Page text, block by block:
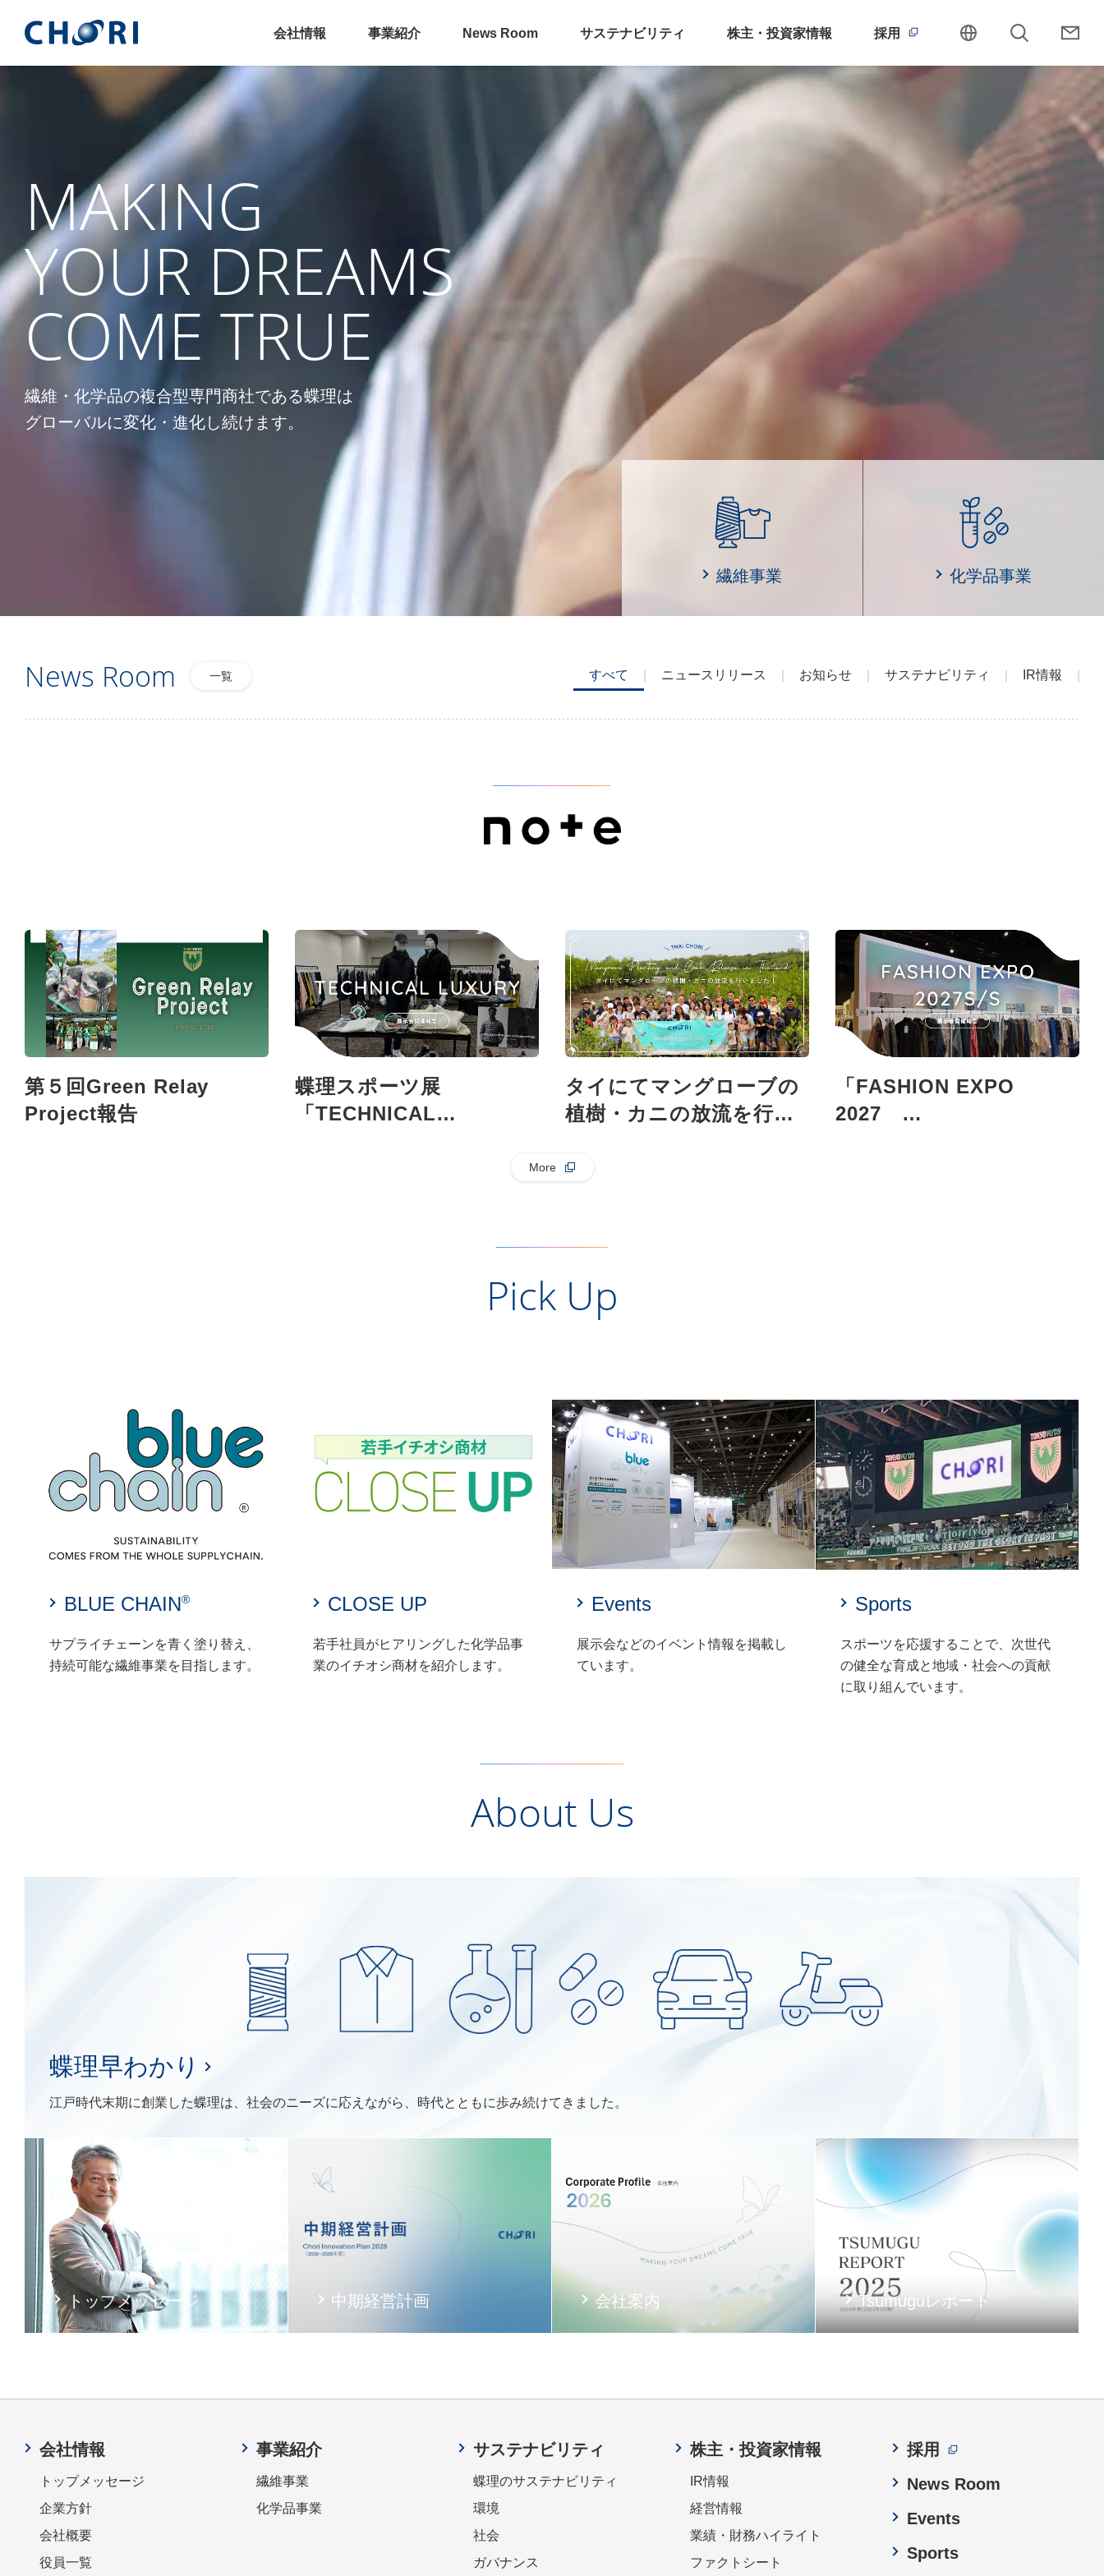
会社情報 事業紹介 News Room サステナビリティ 株主・投資家情報 採用
MAKING
YOUR DREAMS
COME TRUE
繊維・化学品の複合型専門商社である蝶理は
グローバルに変化・進化し続けます。
繊維事業 化学品事業
News Room 一覧 すべて ニュースリリース お知らせ サステナビリティ IR情報
第５回Green Relay
Project報告
蝶理スポーツ展
「TECHNICAL
タイにてマングローブの
植樹・カニの放流を行い
「FASHION EXPO
2027
More
Pick Up
BLUE CHAIN®
サプライチェーンを青く塗り替え、
持続可能な繊維事業を目指します。
CLOSE UP
若手社員がヒアリングした化学品事
業のイチオシ商材を紹介します。
Events
展示会などのイベント情報を掲載し
ています。
Sports
スポーツを応援することで、次世代
の健全な育成と地域・社会への貢献
に取り組んでいます。
About Us
蝶理早わかり
江戸時代末期に創業した蝶理は、社会のニーズに応えながら、時代とともに歩み続けてきました。
トップメッセージ 中期経営計画 会社案内 Tsumuguレポート
会社情報
トップメッセージ
企業方針
会社概要
役員一覧
事業紹介
繊維事業
化学品事業
サステナビリティ
蝶理のサステナビリティ
環境
社会
ガバナンス
株主・投資家情報
IR情報
経営情報
業績・財務ハイライト
ファクトシート
採用
News Room
Events
Sports